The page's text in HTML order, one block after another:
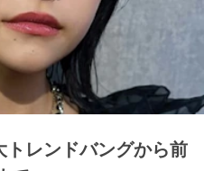
レンドバングから前